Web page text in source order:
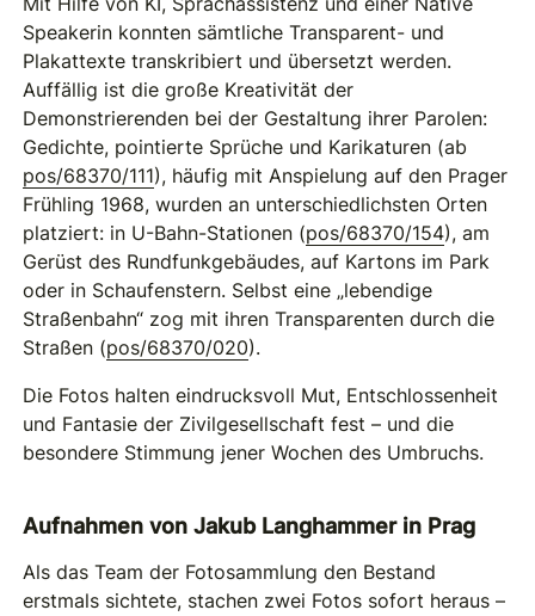
Speakerin konnten sämtliche Transparent- und
Plakattexte transkribiert und übersetzt werden.
Auffällig ist die große Kreativität der
Demonstrierenden bei der Gestaltung ihrer Parolen:
Gedichte, pointierte Sprüche und Karikaturen (ab
pos/68370/111), häufig mit Anspielung auf den Prager
Frühling 1968, wurden an unterschiedlichsten Orten
platziert: in U-Bahn-Stationen (pos/68370/154), am
Gerüst des Rundfunkgebäudes, auf Kartons im Park
oder in Schaufenstern. Selbst eine „lebendige
Straßenbahn“ zog mit ihren Transparenten durch die
Straßen (pos/68370/020).
Die Fotos halten eindrucksvoll Mut, Entschlossenheit
und Fantasie der Zivilgesellschaft fest – und die
besondere Stimmung jener Wochen des Umbruchs.
Aufnahmen von Jakub Langhammer in Prag
Als das Team der Fotosammlung den Bestand
erstmals sichtete, stachen zwei Fotos sofort heraus –